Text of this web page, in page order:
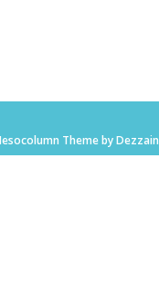
Theme by Dezzain